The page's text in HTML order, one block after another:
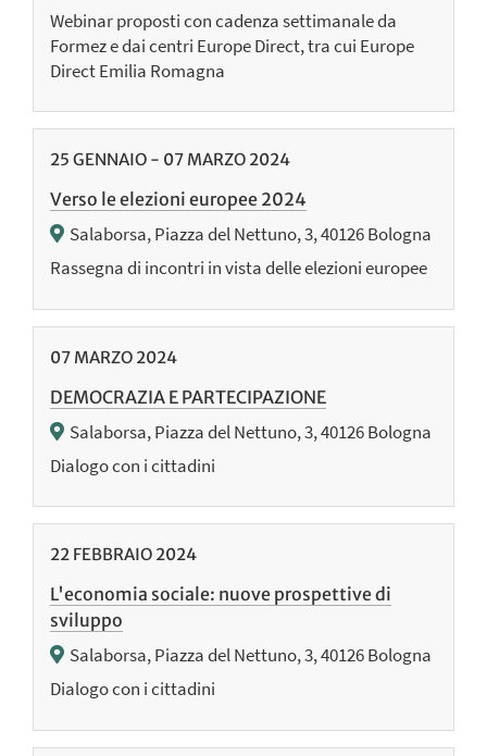
Webinar proposti con cadenza settimanale da
Formez e dai centri Europe Direct, tra cui Europe
Direct Emilia Romagna
25 GENNAIO - 07 MARZO 2024
Verso le elezioni europee 2024
Salaborsa, Piazza del Nettuno, 3, 40126 Bologna
Rassegna di incontri in vista delle elezioni europee
07 MARZO 2024
DEMOCRAZIA E PARTECIPAZIONE
Salaborsa, Piazza del Nettuno, 3, 40126 Bologna
Dialogo con i cittadini
22 FEBBRAIO 2024
L'economia sociale: nuove prospettive di
sviluppo
Salaborsa, Piazza del Nettuno, 3, 40126 Bologna
Dialogo con i cittadini